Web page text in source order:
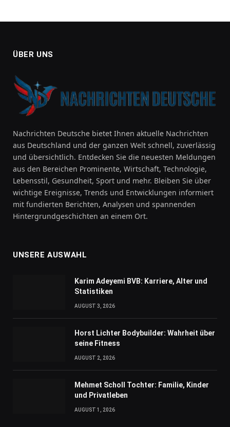
ÜBER UNS
Nachrichten Deutsche bietet Ihnen aktuelle Nachrichten
aus Deutschland und der ganzen Welt schnell, zuverlässig
und übersichtlich. Entdecken Sie die neuesten Meldungen
aus den Bereichen Prominente, Wirtschaft, Technologie,
Lebensstil, Gesundheit, Sport und mehr. Bleiben Sie über
wichtige Ereignisse, Trends und Entwicklungen informiert
mit fundierten Berichten, Analysen und spannenden
Hintergrundgeschichten an einem Ort.
UNSERE AUSWAHL
Karim Adeyemi BVB: Karriere, Alter und
Statistiken
AUGUST 3, 2026
Horst Lichter Bodybuilder: Wahrheit über
seine Fitness
AUGUST 2, 2026
Mehmet Scholl Tochter: Familie, Kinder
und Privatleben
AUGUST 1, 2026